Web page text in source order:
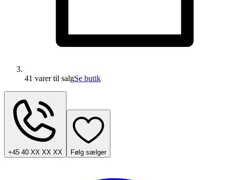
41 varertil salgSe butik
+45 40 XX XX XX Følg sælger